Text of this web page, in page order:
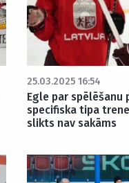
25.03.2025 16:54
Egle par spēlēšanu
specifiska tipa
slikts nav sakāms